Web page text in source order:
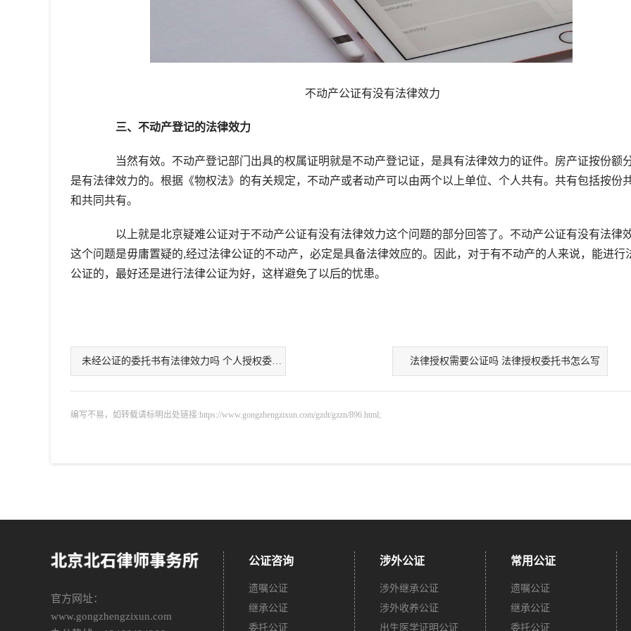
不动产公证有没有法律效力
三、不动产登记的法律效力
当然有效。不动产登记部门出具的权属证明就是不动产登记证，是具有法律效力的证件。房产证按份额
是有法律效力的。根据《物权法》的有关规定，不动产或者动产可以由两个以上单位、个人共有。共有包括按份
和共同共有。
以上就是北京疑难公证对于不动产公证有没有法律效力这个问题的部分回答了。不动产公证有没有法律
这个问题是毋庸置疑的,经过法律公证的不动产，必定是具备法律效应的。因此，对于有不动产的人来说，能进行
公证的，最好还是进行法律公证为好，这样避免了以后的忧患。
未经公证的委托书有法律效力吗 个人授权委托要注意什么 法律授权需要公证吗 法律授权委托书怎么写
编写不易，如转载请标明出处链接:https://www.gongzhengzixun.com/gzdt/gzzn/896.html;
官方网址：
www.gongzhengzixun.com
公证咨询
遗嘱公证
继承公证
委托公证
涉外公证
涉外继承公证
涉外收养公证
出生医学证明公证
常用公证
遗嘱公证
继承公证
委托公证